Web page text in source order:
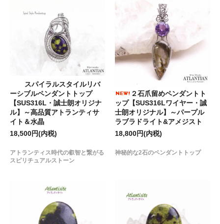
スパイラルスタイルリバ
ーシブルペンダントトップ
【SUS316L・誠士朗オリジナ
ル】～高品質アトランティサ
イト＆水晶
18,500円(内税)
アトランティス時代の叡智と繋がる
スピリチュアルストーン
２石爪留めペンダントト
ップ【SUS316Lワイヤー・誠
士朗オリジナル】～パープル
ラブラドライト&アメジスト
18,800円(内税)
神秘的な2石のペンダントトップ